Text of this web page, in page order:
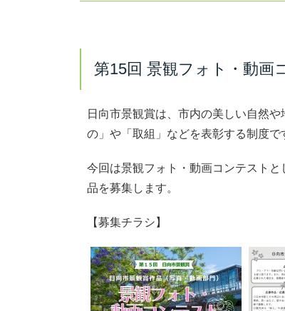
第15回 景観フォト・動画
日向市景観賞は、市内の美しい自然
の」や「取組」などを表彰する制度で
今回は景観フォト・動画コンテスト
品を募集します。
【募集チラシ】